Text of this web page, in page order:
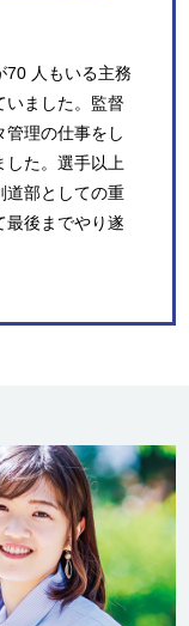
70 人もいる主務
いました。監督
管理の仕事をし
した。選手以上
道部としての重
最後までやり遂